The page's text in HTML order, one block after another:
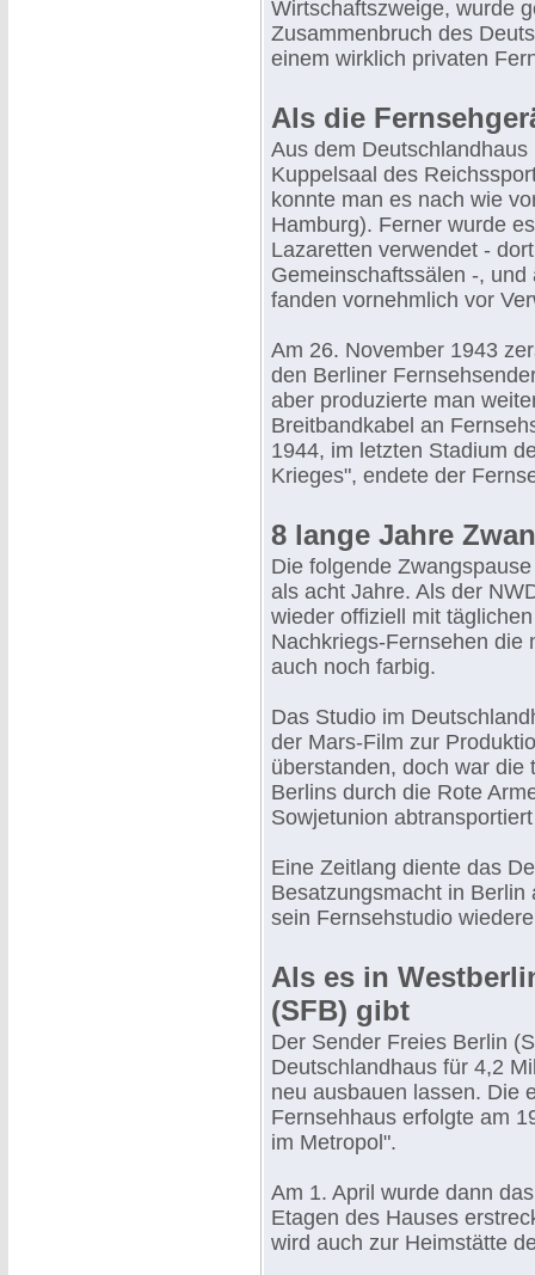
Wirtschaftszweige, wurde
Zusammenbruch des
einem wirklich privaten
Als die
Aus dem
Kuppelsaal des
konnte man es nach wie
Hamburg). Ferner wurde
Lazaretten verwendet -
Gemeinschaftssälen -,
fanden vornehmlich vor
Am 26. November 1943
den Berliner
aber produzierte man
Breitbandkabel an
1944, im letzten Stadium
Krieges", endete der
8 lange Jahre
Die folgende
als acht Jahre. Als der
wieder offiziell mit
Nachkriegs-Fernsehen die
auch noch farbig.
Das Studio im
der Mars-Film zur
überstanden, doch war die
Berlins durch die Rote
Sowjetunion
Eine Zeitlang diente das
Besatzungsmacht in
sein Fernsehstudio
Als es in
(SFB) gibt
Der Sender Freies Berlin
Deutschlandhaus für 4,2
neu ausbauen lassen. Die
Fernsehhaus erfolgte am
im Metropol".
Am 1. April wurde dann
Etagen des Hauses
wird auch zur Heimstätte